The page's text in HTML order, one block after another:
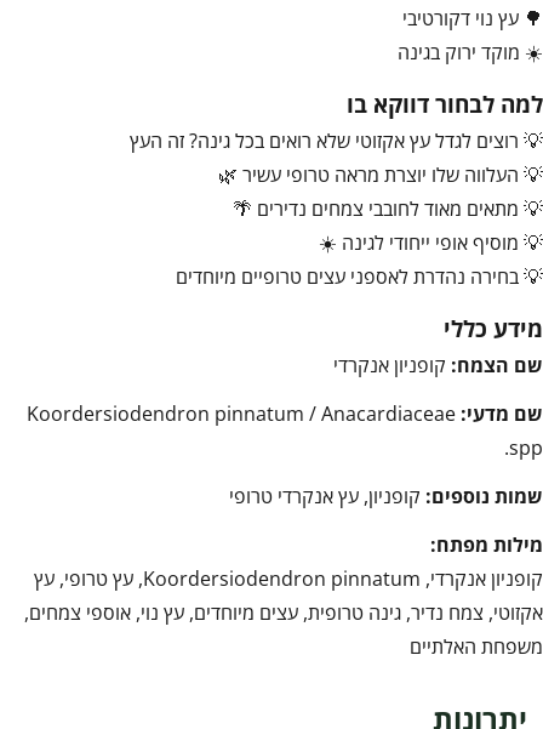
🌳 עץ נוי דקורטיבי
☀️ מוקד ירוק בגינה
למה לבחור דווקא בו
💡 רוצים לגדל עץ אקזוטי שלא רואים בכל גינה? זה העץ
💡 העלווה שלו יוצרת מראה טרופי עשיר 🌿
💡 מתאים מאוד לחובבי צמחים נדירים 🌴
💡 מוסיף אופי ייחודי לגינה ☀️
💡 בחירה נהדרת לאספני עצים טרופיים מיוחדים
מידע כללי
שם הצמח: קופניון אנקרדי
שם מדעי: Koordersiodendron pinnatum / Anacardiaceae
spp.
שמות נוספים: קופניון, עץ אנקרדי טרופי
מילות מפתח:
קופניון אנקרדי, Koordersiodendron pinnatum, עץ טרופי, עץ
אקזוטי, צמח נדיר, גינה טרופית, עצים מיוחדים, עץ נוי, אוספי צמחים,
משפחת האלתיים
יתרונות